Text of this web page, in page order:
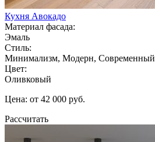
Кухня Авокадо
Материал фасада:
Эмаль
Стиль:
Минимализм, Модерн, Современный
Цвет:
Оливковый
Цена: от 42 000 руб.
Рассчитать